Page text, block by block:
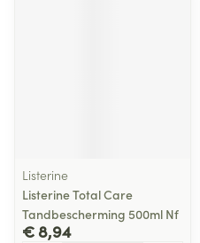
Listerine
Listerine Total Care
Tandbescherming 500ml Nf
€ 8,94